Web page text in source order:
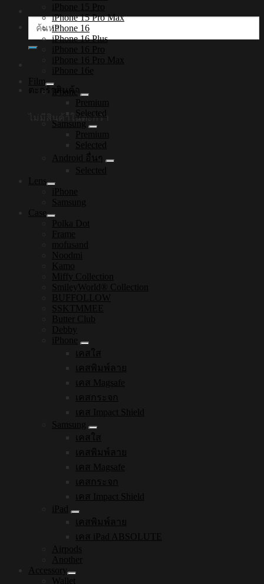
ค้นหา:
ตะกร้าสินค้า
ไม่มีสินค้าในตะกร้า
iPhone 15 Pro
iPhone 15 Pro Max
iPhone 16
iPhone 16 Plus
iPhone 16 Pro
iPhone 16 Pro Max
iPhone 16e
Film
iPhone
Premium
Selected
Samsung
Premium
Selected
Android อื่นๆ
Selected
Lens
iPhone
Samsung
Case
Polka Dot
Frame
mofusand
Noodmi
Kamo
Miffy Collection
SmileyWorld® Collection
BUFFOLLOW
SSKTMMEE
Butter Club
Debby
iPhone
เคสใส
เคสพิมพ์ลาย
เคส Magsafe
เคสกระจก
เคส Impact Shield
Samsung
เคสใส
เคสพิมพ์ลาย
เคส Magsafe
เคสกระจก
เคส Impact Shield
iPad
เคสพิมพ์ลาย
เคส iPad ABSOLUTE
Airpods
Another
Accessory
Wallet